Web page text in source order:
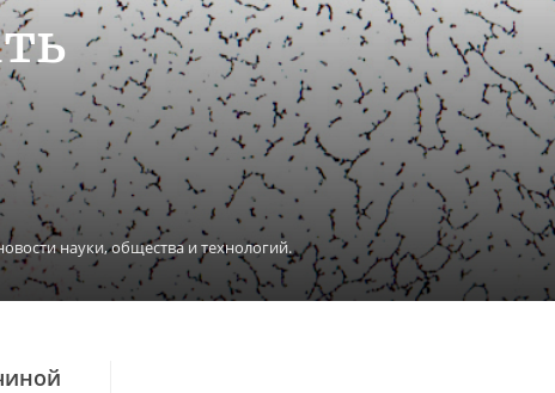
науки, общества и технологий.